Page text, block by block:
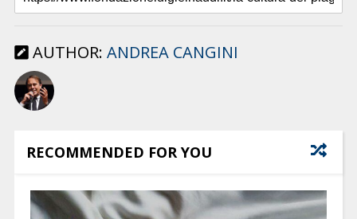
AUTHOR: ANDREA CANGINI
RECOMMENDED FOR YOU